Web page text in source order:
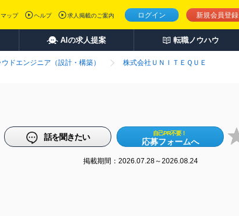
ログイン 新規会員登録
ップ ヘルプ 求人掲載のご案内
AIの求人提案 転職ノウハウ
ドエンジニア（設計・構築）
株式会社ＵＮＩＴＥＱＵＥ
話を聞きたい 自己PR不要！
応募フォームへ
掲載期間：2026.07.28～2026.08.24